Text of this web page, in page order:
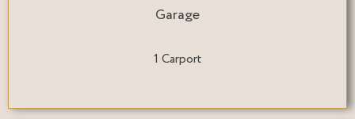
Garage
1 Carport